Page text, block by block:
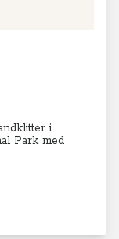
i
Park med